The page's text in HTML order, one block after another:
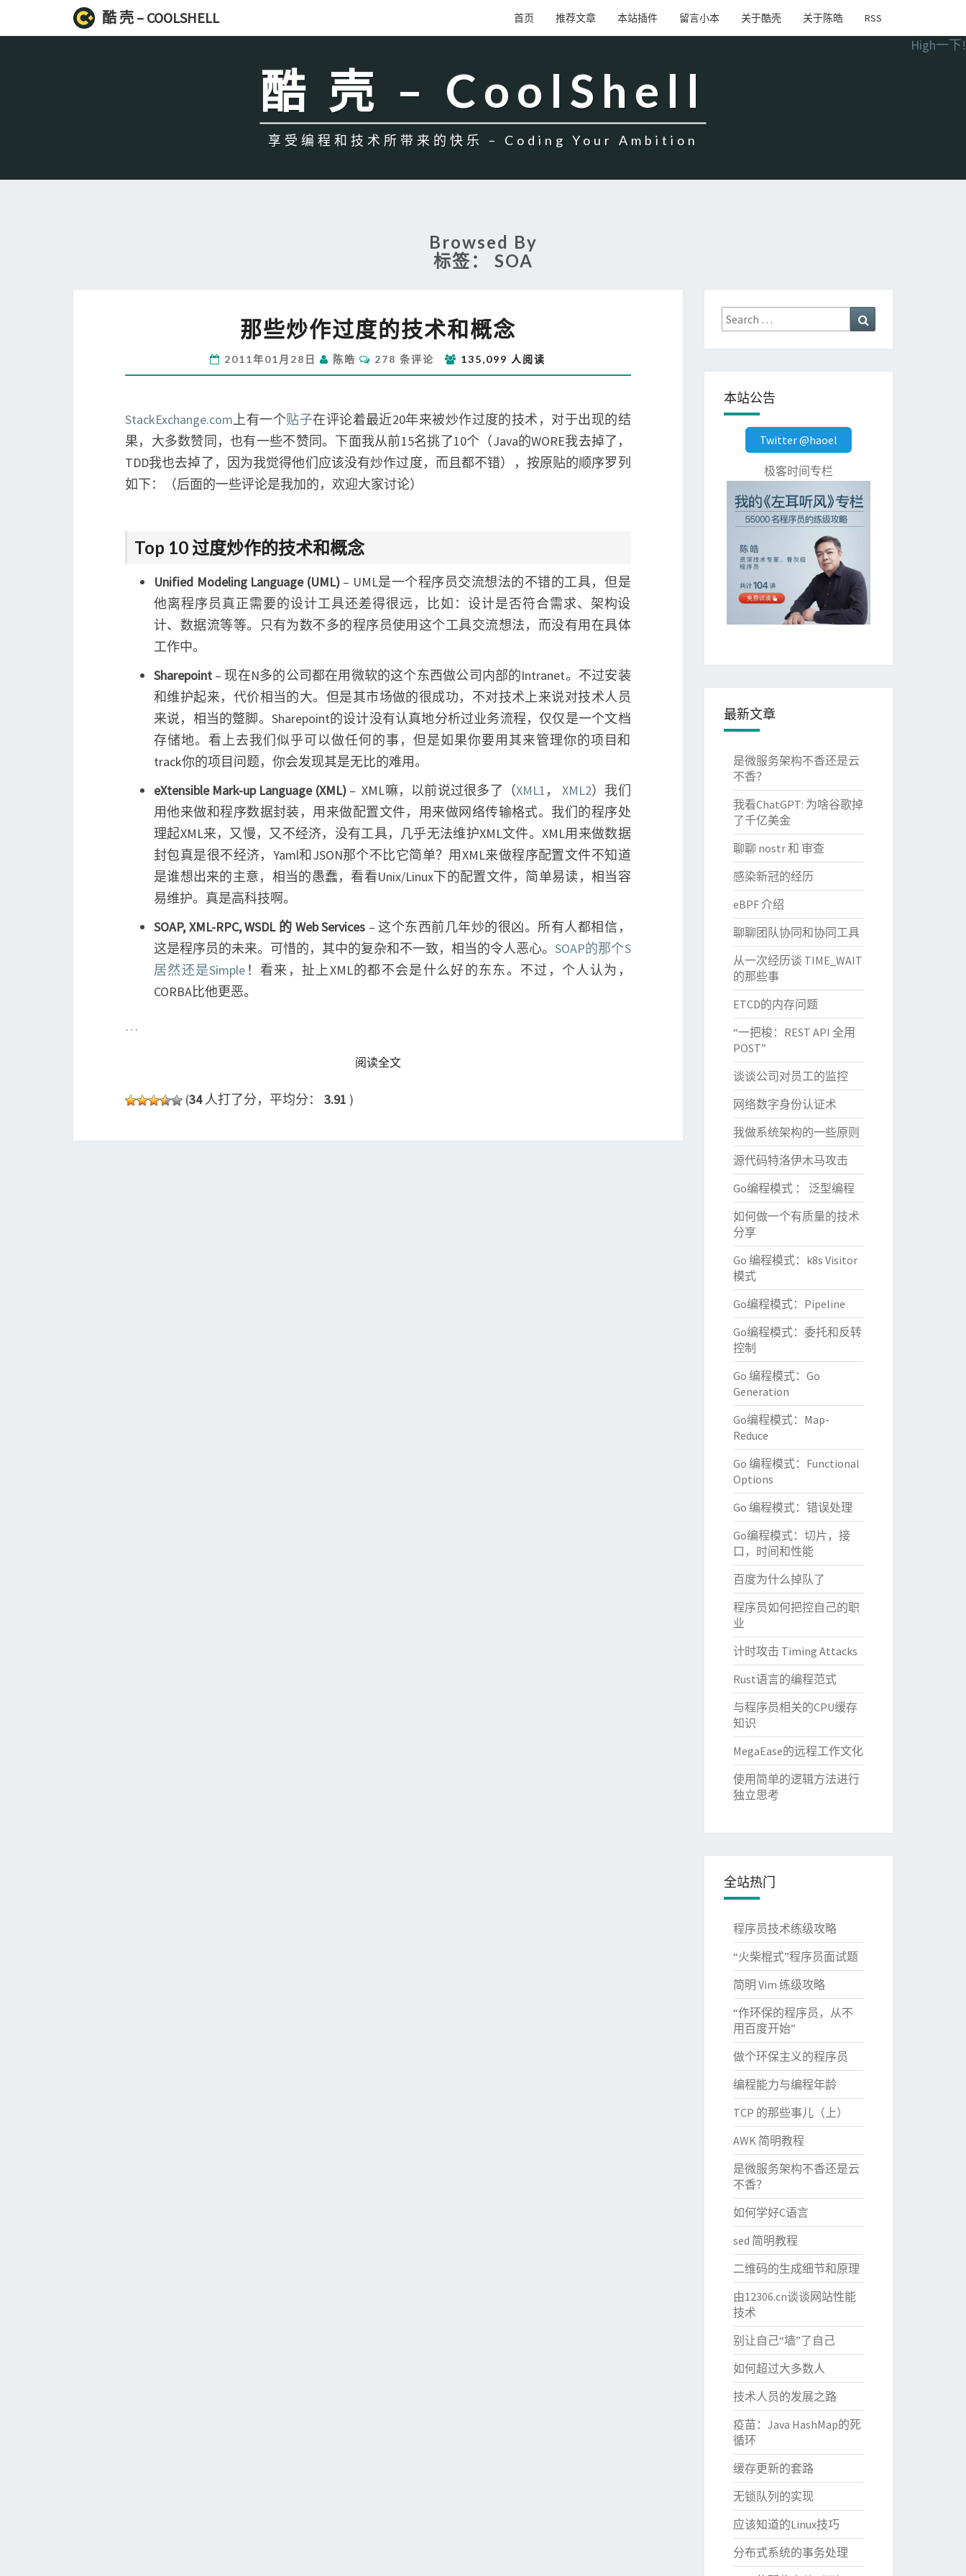
酷 壳 – COOLSHELL 首页 推荐文章 本站插件 留言小本 关于酷壳 关于陈皓 RSS
High一下!
酷 壳 – CoolShell
享受编程和技术所带来的快乐 – Coding Your Ambition
Browsed By
标签： SOA
些
作
的
技
术
和
概
那些炒作过度的技术和概念
2011年01月28日 陈皓
评
论
278 条评论 135,099 人阅读
StackExchange.com上有一个贴子在评论着最近20年来被炒作过度的技术，对于出现的结
果，大多数赞同，也有一些不赞同。下面我从前15名挑了10个（Java的WORE我去掉了，
TDD我也去掉了，因为我觉得他们应该没有炒作过度，而且都不错），按原贴的顺序罗列
如下：（后面的一些评论是我加的，欢迎大家讨论）
Top 10 过度炒作的技术和概念
Unified Modeling Language (UML)– UML是一个程序员交流想法的不错的工具，但是
他离程序员真正需要的设计工具还差得很远，比如：设计是否符合需求、架构设
计、数据流等等。只有为数不多的程序员使用这个工具交流想法，而没有用在具体
工作中。
Sharepoint – 现在N多的公司都在用微软的这个东西做公司内部的Intranet。不过安装
和维护起来，代价相当的大。但是其市场做的很成功，不对技术上来说对技术人员
来说，相当的蹩脚。Sharepoint的设计没有认真地分析过业务流程，仅仅是一个文档
存储地。看上去我们似乎可以做任何的事，但是如果你要用其来管理你的项目和
track你的项目问题，你会发现其是无比的难用。
eXtensible Mark-up Language (XML)– XML嘛，以前说过很多了（XML1 ， XML2）我们
用他来做和程序数据封装，用来做配置文件，用来做网络传输格式。我们的程序处
理起XML来，又慢，又不经济，没有工具，几乎无法维护XML文件。XML用来做数据
封包真是很不经济，Yaml和JSON那个不比它简单？用XML来做程序配置文件不知道
是谁想出来的主意，相当的愚蠢，看看Unix/Linux下的配置文件，简单易读，相当容
易维护。真是高科技啊。
SOAP, XML-RPC, WSDL 的 Web Services – 这个东西前几年炒的很凶。所有人都相信，
这是程序员的未来。可惜的，其中的复杂和不一致，相当的令人恶心。SOAP的那个S
居然还是Simple ！看来，扯上XML的都不会是什么好的东东。不过，个人认为，
CORBA比他更恶。
…
阅读全文READ MORE
(34人打了分，平均分： 3.91 )
Search
for:
本站公告
Twitter @haoel
极客时间专栏
最新文章
是微服务架构不香还是云
不香？
我看ChatGPT: 为啥谷歌掉
了千亿美金
聊聊 nostr 和 审查
感染新冠的经历
eBPF 介绍
聊聊团队协同和协同工具
从一次经历谈 TIME_WAIT
的那些事
ETCD的内存问题
“一把梭：REST API 全用
POST”
谈谈公司对员工的监控
网络数字身份认证术
我做系统架构的一些原则
源代码特洛伊木马攻击
Go编程模式 ： 泛型编程
如何做一个有质量的技术
分享
Go 编程模式：k8s Visitor
模式
Go编程模式：Pipeline
Go编程模式：委托和反转
控制
Go 编程模式：Go
Generation
Go编程模式：Map-
Reduce
Go 编程模式：Functional
Options
Go 编程模式：错误处理
Go编程模式：切片，接
口，时间和性能
百度为什么掉队了
程序员如何把控自己的职
业
计时攻击 Timing Attacks
Rust语言的编程范式
与程序员相关的CPU缓存
知识
MegaEase的远程工作文化
使用简单的逻辑方法进行
独立思考
全站热门
程序员技术练级攻略
“火柴棍式”程序员面试题
简明 Vim 练级攻略
“作环保的程序员，从不
用百度开始”
做个环保主义的程序员
编程能力与编程年龄
TCP 的那些事儿（上）
AWK 简明教程
是微服务架构不香还是云
不香？
如何学好C语言
sed 简明教程
二维码的生成细节和原理
由12306.cn谈谈网站性能
技术
别让自己“墙”了自己
如何超过大多数人
技术人员的发展之路
疫苗：Java HashMap的死
循环
缓存更新的套路
无锁队列的实现
应该知道的Linux技巧
分布式系统的事务处理